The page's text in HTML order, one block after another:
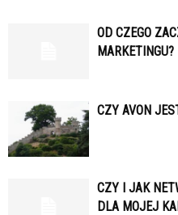
OD CZEGO
MARKETINGU?
CZY AVON
CZY I JAK
DLA MOJEJ